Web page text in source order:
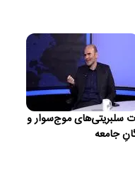
سلبریتی‌های موج‌سوار و
جامعه